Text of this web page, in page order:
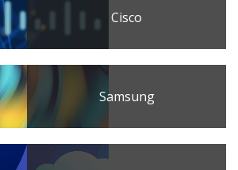
Cisco
Samsung